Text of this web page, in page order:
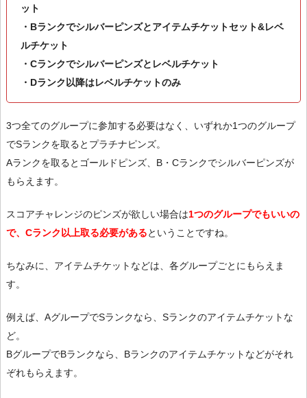
ット
・Bランクでシルバーピンズとアイテムチケットセット&レベ
ルチケット
・Cランクでシルバーピンズとレベルチケット
・Dランク以降はレベルチケットのみ
3つ全てのグループに参加する必要はなく、いずれか1つのグループ
でSランクを取るとプラチナピンズ。
Aランクを取るとゴールドピンズ、B・Cランクでシルバーピンズが
もらえます。
スコアチャレンジのピンズが欲しい場合は1つのグループでもいいの
で、Cランク以上取る必要があるということですね。
ちなみに、アイテムチケットなどは、各グループごとにもらえま
す。
例えば、AグループでSランクなら、Sランクのアイテムチケットな
ど。
BグループでBランクなら、Bランクのアイテムチケットなどがそれ
ぞれもらえます。